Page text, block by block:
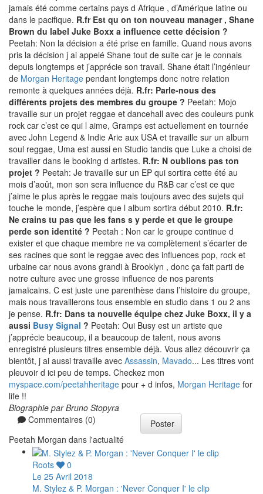
jamais été comme certains pays d Afrique , d’Amérique latine ou
dans le pacifique. R.fr Est qu on ton nouveau manager , Shane
Brown du label Juke Boxx a influence cette décision ?
Peetah: Non la décision a été prise en famille. Quand nous avons
pris la décision j ai appelé Shane tout de suite car je le connais
depuis longtemps et j’apprécie son travail. Shane était l’ingénieur
de Morgan Heritage pendant longtemps donc notre relation
remonte à quelques années déjà. R.fr: Parle-nous des
différents projets des membres du groupe ? Peetah: Mojo
travaille sur un projet reggae et dancehall avec des couleurs punk
rock car c’est ce qui l aime, Gramps est actuellement en tournée
avec John Legend & Indie Arie aux USA et travaille sur un album
soul reggae, Uma est aussi en Studio tandis que Luke a choisi de
travailler dans le booking d artistes. R.fr: N oublions pas ton
projet ? Peetah: Je travaille sur un EP qui sortira cette été au
mois d’août, mon son sera influence du R&B car c’est ce que
j’aime le plus après le reggae mais toujours avec des sujets qui
touche le monde, j’espère que l album sortira début 2010. R.fr:
Ne crains tu pas que les fans s y perde et que le groupe
perde son identité ? Peetah : Non car le groupe continue d
exister et que chaque membre ne va complètement s’écarter de
ses racines que sont le reggae avec des influences pop, rock et
urbaine car nous avons grandi à Brooklyn , donc ça fait parti de
notre culture avec une grosse influence de nos parents
jamaïcains. C est juste une parenthèse dans l’histoire du groupe,
mais nous travaillerons tous ensemble en studio dans 1 ou 2 ans
je pense. R.fr: Dans ta nouvelle équipe chez Juke Boxx, il y a
aussi Busy Signal ? Peetah: Oui Busy est un artiste que
j’apprécie beaucoup, il a beaucoup de talent, nous avons
enregistré plusieurs titres ensemble déjà. Vous allez découvrir ça
bientôt, j ai aussi travaille avec Assassin, Mavado... Les titres vont
pleuvoir d ici peu de temps. Checkez mon
myspace.com/peetahheritage pour + d infos, Morgan Heritage for
life !!
Biographie par Bruno Stopyra
Commentaires (0)
Poster
Peetah Morgan dans l'actualité
Roots
0
Le 25 Avril 2018
M. Stylez & P. Morgan : 'Never Conquer I' le clip